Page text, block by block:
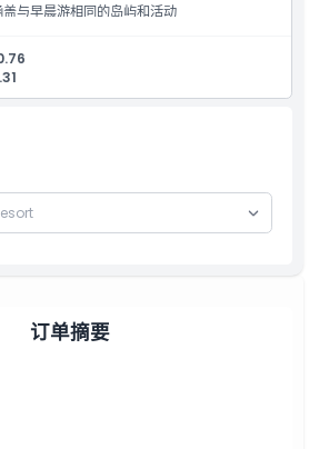
与早晨游相同的岛屿和活动
集合
订单摘要